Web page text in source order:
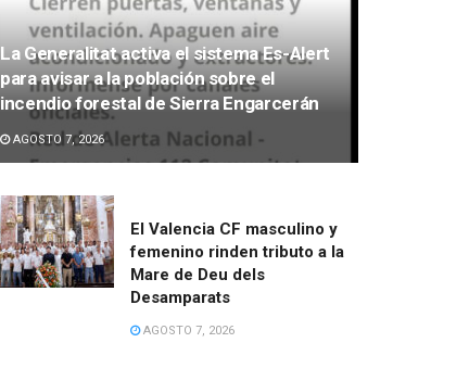
La Generalitat activa el sistema Es-Alert
para avisar a la población sobre el
incendio forestal de Sierra Engarcerán
AGOSTO 7, 2026
El Valencia CF masculino y
femenino rinden tributo a la
Mare de Deu dels
Desamparats
AGOSTO 7, 2026